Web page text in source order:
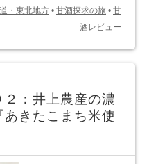
・東北地方 • 甘酒探求の旅 • 甘
酒レビュー
：井上農産の濃
きたこまち米使